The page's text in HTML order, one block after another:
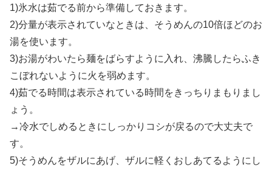
1)氷水は茹でる前から準備しておきます。
2)分量が表示されていなときは、そうめんの10倍ほどのお
湯を使います。
3)お湯がわいたら麺をばらすように入れ、沸騰したらふき
こぼれないように火を弱めます。
4)茹でる時間は表示されている時間をきっちりまもりまし
ょう。
→冷水でしめるときにしっかりコシが戻るので大丈夫で
す。
5)そうめんをザルにあげ、ザルに軽くおしあてるようにし